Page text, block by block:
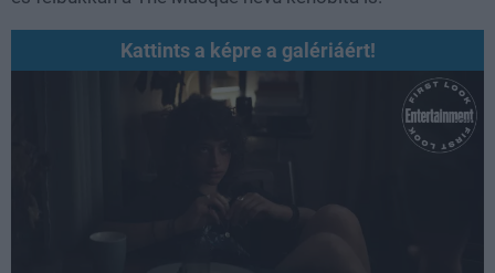
Kattints a képre a galériáért!